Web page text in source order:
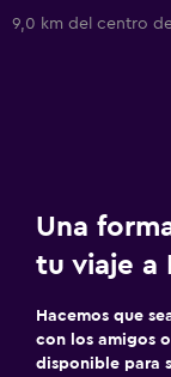
9,0 km del centro
Una
tu viaje a
Hacemos que
con los amigos
disponible para